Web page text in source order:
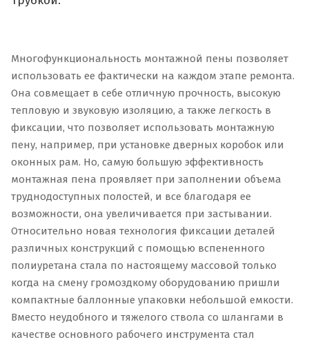
Многофункциональность монтажной пены позволяет
использовать ее фактически на каждом этапе ремонта.
Она совмещает в себе отличную прочность, высокую
тепловую и звуковую изоляцию, а также легкость в
фиксации, что позволяет использовать монтажную
пену, например, при установке дверных коробок или
оконных рам. Но, самую большую эффективность
монтажная пена проявляет при заполнении объема
труднодоступных полостей, и все благодаря ее
возможности, она увеличивается при застывании.
Относительно новая технология фиксации деталей
различных конструкций с помощью вспененного
полиуретана стала по настоящему массовой только
когда на смену громоздкому оборудованию пришли
компактные баллонные упаковки небольшой емкости.
Вместо неудобного и тяжелого ствола со шлангами в
качестве основного рабочего инструмента стал